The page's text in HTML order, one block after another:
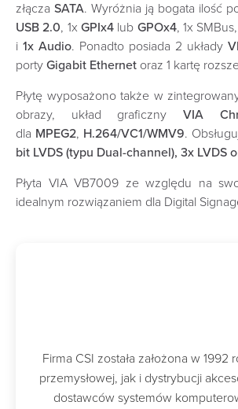
złącza SATA. Wyróżnia ją bogata ilość
USB 2.0, 1xGPIx4 lub GPOx4, 1x
i 1x Audio. Ponadto posiada 2 układy
porty Gigabit Ethernet oraz 1 kartę
Płytę wyposażono także w
obrazy, układ graficznyVIA
dla MPEG2, H.264/VC1/WMV9.
bit LVDS (typu Dual-channel), 3x LVDS
Płyta VIA VB7009 ze względu na
idealnym rozwiązaniem dla Digital
Firma CSI została założona w
przemysłowej, jak i dystrybucji
dostawców systemów